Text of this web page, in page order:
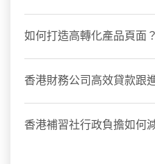
如何打造高轉化產品頁面
香港財務公司高效貸款跟
香港補習社行政負擔如何